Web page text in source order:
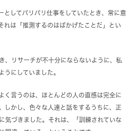
としてバリバリ仕事をしていたとき、常に意
れは「推測するのはばかげたことだ」とい
、リサーチが不十分にならないように、私
うにしていました。
く言うのは、ほとんどの人の直感は完全に
しかし、色々な人達と話をするうちに、正
気づきました。それは、「訓練されていな